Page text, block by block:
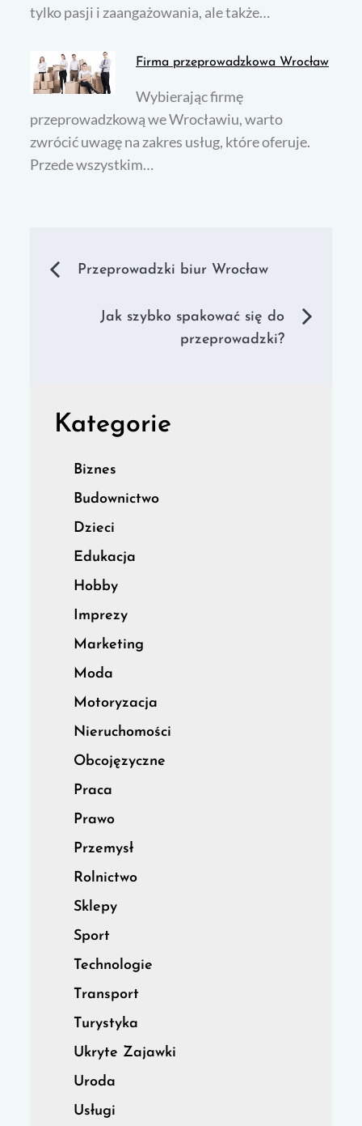
tylko pasji i zaangażowania, ale także…
Firma przeprowadzkowa Wrocław
Wybierając firmę
przeprowadzkową we Wrocławiu, warto
zwrócić uwagę na zakres usług, które oferuje.
Przede wszystkim…
Nawigacja
wpisu
Przeprowadzki biur Wrocław
Jak szybko spakować się do
przeprowadzki?
Kategorie
Biznes
Budownictwo
Dzieci
Edukacja
Hobby
Imprezy
Marketing
Moda
Motoryzacja
Nieruchomości
Obcojęzyczne
Praca
Prawo
Przemysł
Rolnictwo
Sklepy
Sport
Technologie
Transport
Turystyka
Ukryte Zajawki
Uroda
Usługi